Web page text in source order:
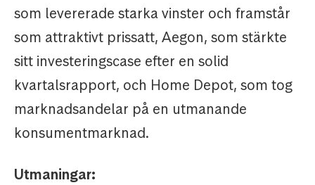
som levererade starka vinster och framstår
som attraktivt prissatt, Aegon, som stärkte
sitt investeringscase efter en solid
kvartalsrapport, och Home Depot, som tog
marknadsandelar på en utmanande
konsumentmarknad.
Utmaningar: